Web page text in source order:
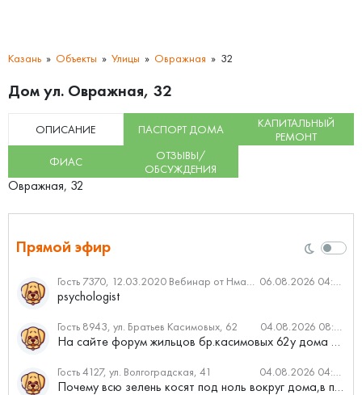
Казань Объекты Улицы Овражная 32
Дом ул. Овражная, 32
ОПИСАНИЕ ПАСПОРТ ДОМА
КАПИТАЛЬНЫЙ
РЕМОНТ
ФИАС
ОТЗЫВЫ/
ОБСУЖДЕНИЯ
Овражная, 32
Прямой эфир
Гость 7370, 12.03.2020 Вебинар от Нмаркет.ПРО: «Актуальное об ипотеке: что нужно знать» 06.08.2026 04:00
psychologist
Гость 8943, ул. Братьев Касимовых, 62 04.08.2026 08:34
На сайте форум жильцов бр.касимовых 62у дома растут красивые...
Гость 4127, ул. Волгоградская, 41 04.08.2026 04:46
Почему всю зелень косят под ноль вокруг дома,в полисадниках....